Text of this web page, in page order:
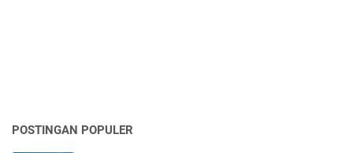
POSTINGAN POPULER